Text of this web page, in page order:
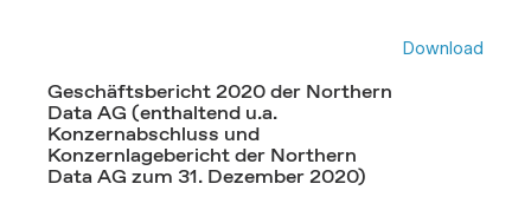
Geschäftsbericht 2020 der Northern
Data AG (enthaltend u.a.
Konzernabschluss und
Konzernlagebericht der Northern
Data AG zum 31. Dezember 2020)
Download